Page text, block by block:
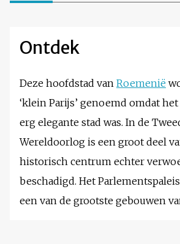
Ontdek
Deze hoofdstad van Roemenië
‘klein Parijs’ genoemd omdat
erg elegante stad was. In de
Wereldoorlog is een groot deel
historisch centrum echter
beschadigd. Het
een van de grootste gebouwen